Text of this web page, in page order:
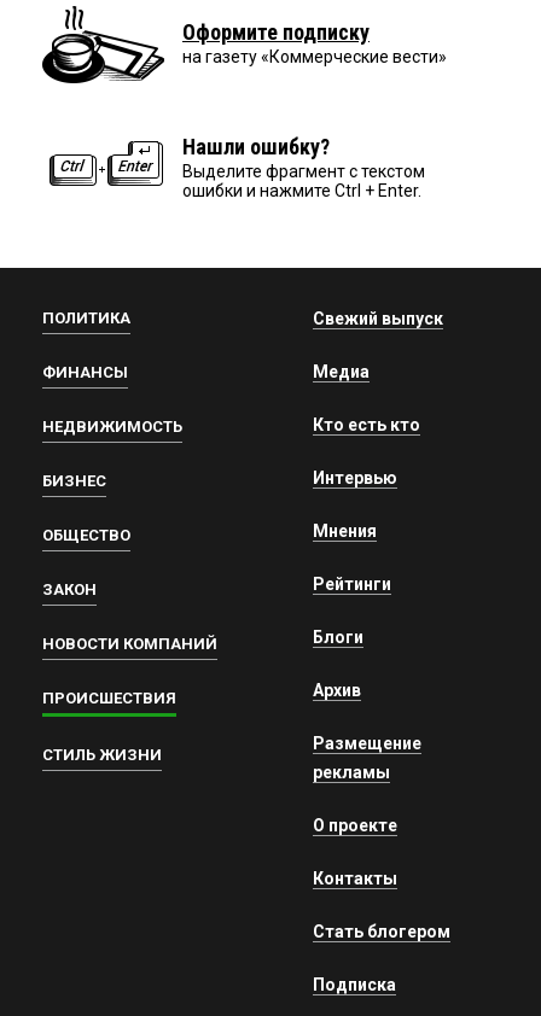
Оформите подписку
на газету «Коммерческие вести»
Нашли ошибку?
Выделите фрагмент с текстом
ошибки и нажмите Ctrl + Enter.
ПОЛИТИКА
ФИНАНСЫ
НЕДВИЖИМОСТЬ
БИЗНЕС
ОБЩЕСТВО
ЗАКОН
НОВОСТИ КОМПАНИЙ
ПРОИСШЕСТВИЯ
СТИЛЬ ЖИЗНИ
Свежий выпуск
Медиа
Кто есть кто
Интервью
Мнения
Рейтинги
Блоги
Архив
Размещение
рекламы
О проекте
Контакты
Стать блогером
Подписка